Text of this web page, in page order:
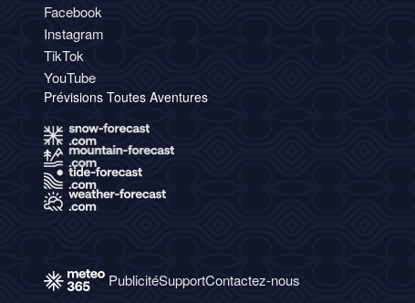
Facebook
Instagram
TikTok
YouTube
Prévisions Toutes Aventures
PublicitéSupportContactez-nous